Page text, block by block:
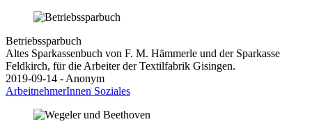
Betriebssparbuch
Altes Sparkassenbuch von F. M. Hämmerle und der Sparkasse
Feldkirch, für die Arbeiter der Textilfabrik Gisingen.
2019-09-14 - Anonym
ArbeitnehmerInnen Soziales